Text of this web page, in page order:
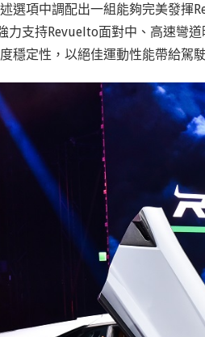
選項中調配出一組能夠完美發揮
力支持Revuelto面對中、高速彎
穩定性，以絕佳運動性能帶給駕